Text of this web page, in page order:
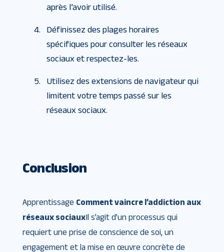
après l’avoir utilisé.
Définissez des plages horaires
spécifiques pour consulter les réseaux
sociaux et respectez-les.
Utilisez des extensions de navigateur qui
limitent votre temps passé sur les
réseaux sociaux.
Conclusion
Apprentissage Comment vaincre l’addiction aux
réseaux sociauxIl s’agit d’un processus qui
requiert une prise de conscience de soi, un
engagement et la mise en œuvre concrète de